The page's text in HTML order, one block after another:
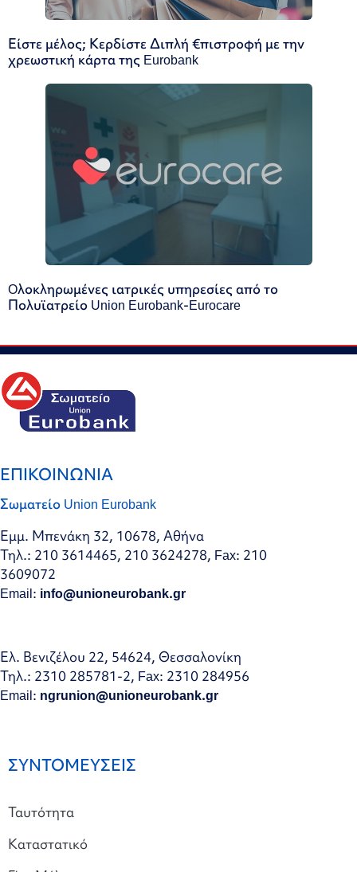
Είστε μέλος; Κερδίστε Διπλή €πιστροφή με την
χρεωστική κάρτα της Eurobank
Oλοκληρωμένες ιατρικές υπηρεσίες από το
Πολυϊατρείο Union Eurobank-Eurocare
ΕΠΙΚΟΙΝΩΝΙΑ
Σωματείο Union Eurobank
Εμμ. Μπενάκη 32, 10678, Αθήνα
Τηλ.: 210 3614465, 210 3624278, Fax: 210
3609072
Email: info@unioneurobank.gr
Ελ. Βενιζέλου 22, 54624, Θεσσαλονίκη
Τηλ.: 2310 285781-2, Fax: 2310 284956
Email: ngrunion@unioneurobank.gr
ΣΥΝΤΟΜΕΥΣΕΙΣ
Ταυτότητα
Καταστατικό